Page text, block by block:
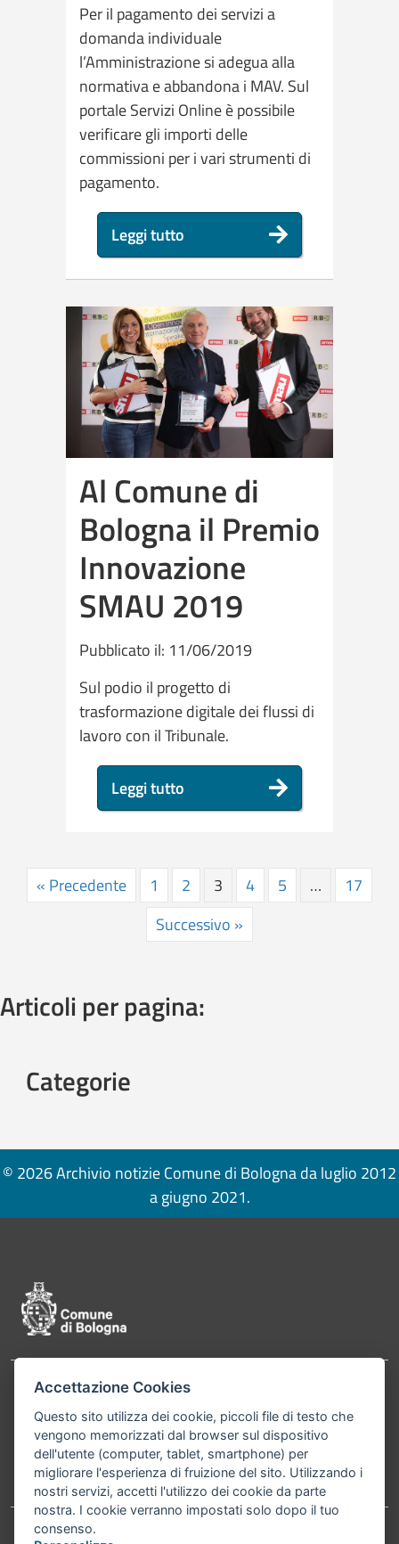
Per il pagamento dei servizi a
domanda individuale
l’Amministrazione si adegua alla
normativa e abbandona i MAV. Sul
portale Servizi Online è possibile
verificare gli importi delle
commissioni per i vari strumenti di
pagamento.
Leggi tutto
Al Comune di
Bologna il Premio
Innovazione
SMAU 2019
Pubblicato il: 11/06/2019
Sul podio il progetto di
trasformazione digitale dei flussi di
lavoro con il Tribunale.
Leggi tutto
« Precedente 1 2 3 4 5 …
17
Successivo »
Articoli per pagina:
Categorie
© 2026 Archivio notizie Comune di Bologna da luglio 2012
a giugno 2021.
Contatti
Bologna P.Iva 01232710374 Cod. IBAN: IT 88 R
02008 02435 000020067156
Telefono:051203040
Accettazione Cookies
Questo sito utilizza dei cookie, piccoli file di testo che
vengono memorizzati dal browser sul dispositivo
dell'utente (computer, tablet, smartphone) per
migliorare l'esperienza di fruizione del sito. Utilizzando i
nostri servizi, accetti l'utilizzo dei cookie da parte
nostra. I cookie verranno impostati solo dopo il tuo
consenso.